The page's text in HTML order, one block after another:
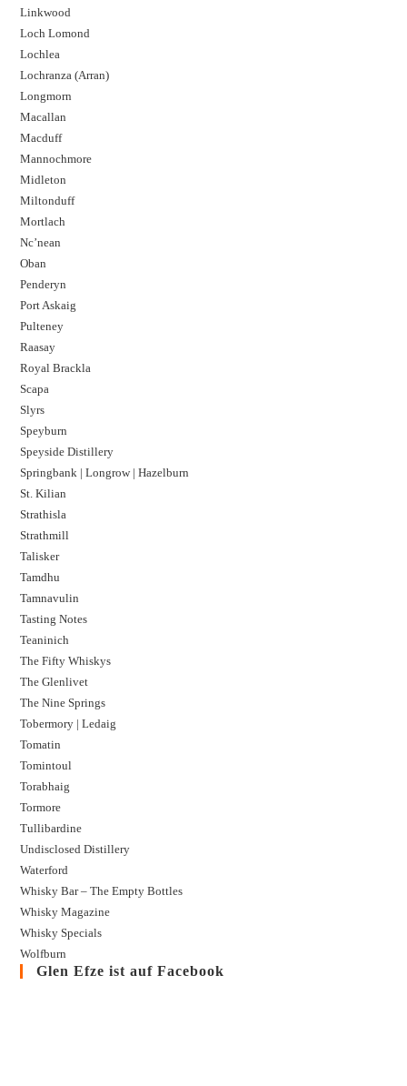
Linkwood
Loch Lomond
Lochlea
Lochranza (Arran)
Longmorn
Macallan
Macduff
Mannochmore
Midleton
Miltonduff
Mortlach
Nc’nean
Oban
Penderyn
Port Askaig
Pulteney
Raasay
Royal Brackla
Scapa
Slyrs
Speyburn
Speyside Distillery
Springbank | Longrow | Hazelburn
St. Kilian
Strathisla
Strathmill
Talisker
Tamdhu
Tamnavulin
Tasting Notes
Teaninich
The Fifty Whiskys
The Glenlivet
The Nine Springs
Tobermory | Ledaig
Tomatin
Tomintoul
Torabhaig
Tormore
Tullibardine
Undisclosed Distillery
Waterford
Whisky Bar – The Empty Bottles
Whisky Magazine
Whisky Specials
Wolfburn
Glen Efze ist auf Facebook